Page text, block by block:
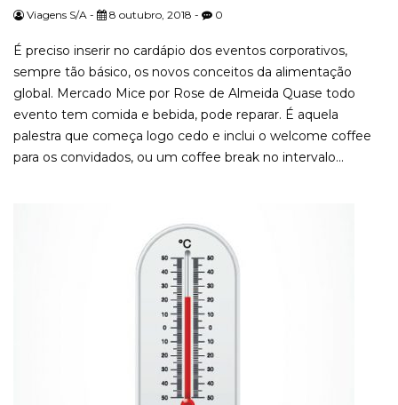
Viagens S/A - 8 outubro, 2018 - 0
É preciso inserir no cardápio dos eventos corporativos,
sempre tão básico, os novos conceitos da alimentação
global. Mercado Mice por Rose de Almeida Quase todo
evento tem comida e bebida, pode reparar. É aquela
palestra que começa logo cedo e inclui o welcome coffee
para os convidados, ou um coffee break no intervalo...